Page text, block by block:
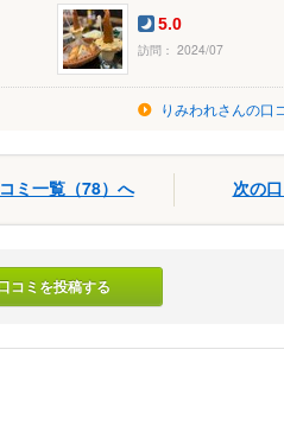
5.0
訪問： 2024/07
りみわれさんの口
ミ一覧（78）へ 次の
コミを投稿する